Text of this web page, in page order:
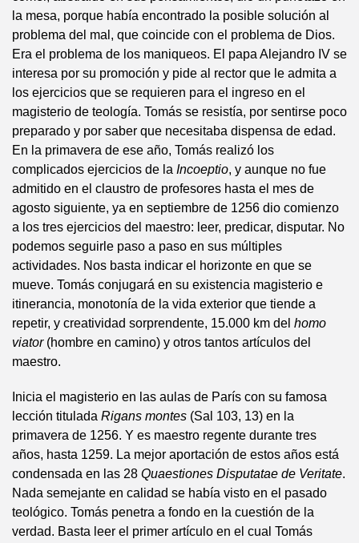
la mesa, porque había encontrado la posible solución al
problema del mal, que coincide con el problema de Dios.
Era el problema de los maniqueos. El papa Alejandro IV se
interesa por su promoción y pide al rector que le admita a
los ejercicios que se requieren para el ingreso en el
magisterio de teología. Tomás se resistía, por sentirse poco
preparado y por saber que necesitaba dispensa de edad.
En la primavera de ese año, Tomás realizó los
complicados ejercicios de la Incoeptio, y aunque no fue
admitido en el claustro de profesores hasta el mes de
agosto siguiente, ya en septiembre de 1256 dio comienzo
a los tres ejercicios del maestro: leer, predicar, disputar. No
podemos seguirle paso a paso en sus múltiples
actividades. Nos basta indicar el horizonte en que se
mueve. Tomás conjugará en su existencia magisterio e
itinerancia, monotonía de la vida exterior que tiende a
repetir, y creatividad sorprendente, 15.000 km del homo
viator(hombre en camino) y otros tantos artículos del
maestro.
Inicia el magisterio en las aulas de París con su famosa
lección titulada Rigans montes (Sal 103, 13) en la
primavera de 1256. Y es maestro regente durante tres
años, hasta 1259. La mejor aportación de estos años está
condensada en las 28 Quaestiones Disputatae de Veritate.
Nada semejante en calidad se había visto en el pasado
teológico. Tomás penetra a fondo en la cuestión de la
verdad. Basta leer el primer artículo en el cual Tomás